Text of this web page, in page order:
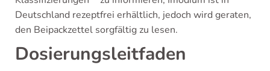
Deutschland rezeptfrei erhältlich, jedoch wird geraten,
den Beipackzettel sorgfältig zu lesen.
Dosierungsleitfaden